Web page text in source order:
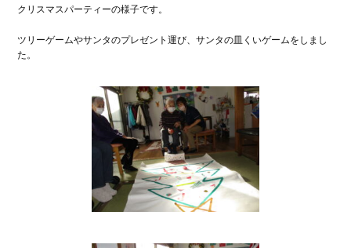
クリスマスパーティーの様子です。
ツリーゲームやサンタのプレゼント運び、サンタの皿くいゲームをしまし
た。